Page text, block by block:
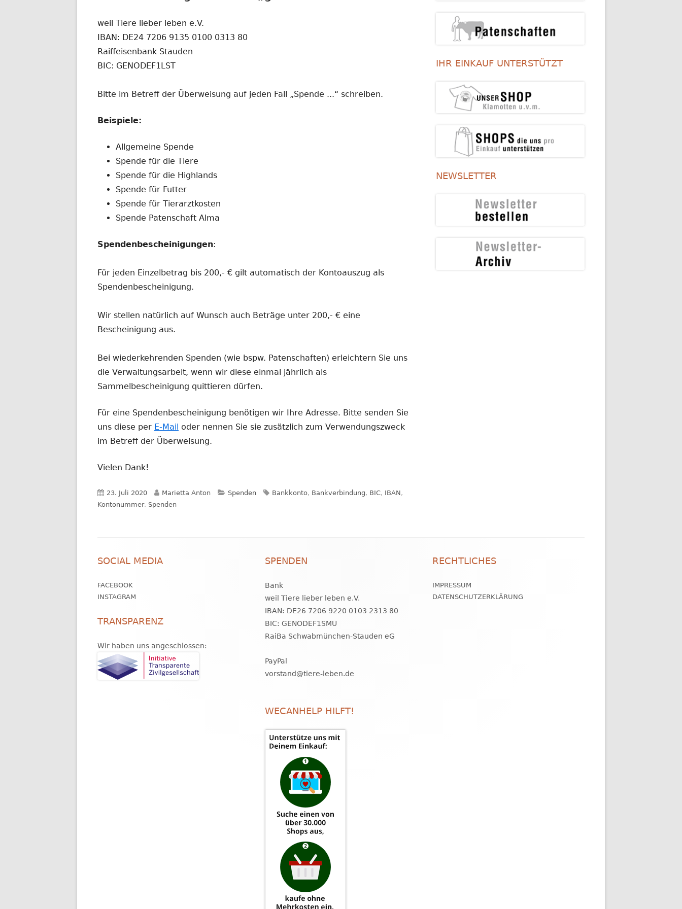
weil Tiere lieber leben e.V.
IBAN: DE24 7206 9135 0100 0313 80
Raiffeisenbank Stauden
BIC: GENODEF1LST
Bitte im Betreff der Überweisung auf jeden Fall „Spende ...“ schreiben.
Beispiele:
Allgemeine Spende
Spende für die Tiere
Spende für die Highlands
Spende für Futter
Spende für Tierarztkosten
Spende Patenschaft Alma
Spendenbescheinigungen:
Für jeden Einzelbetrag bis 200,- € gilt automatisch der Kontoauszug als
Spendenbescheinigung.
Wir stellen natürlich auf Wunsch auch Beträge unter 200,- € eine
Bescheinigung aus.
Bei wiederkehrenden Spenden (wie bspw. Patenschaften) erleichtern Sie uns
die Verwaltungsarbeit, wenn wir diese einmal jährlich als
Sammelbescheinigung quittieren dürfen.
Für eine Spendenbescheinigung benötigen wir Ihre Adresse. Bitte senden Sie
uns diese per E-Mail oder nennen Sie sie zusätzlich zum Verwendungszweck
im Betreff der Überweisung.
Vielen Dank!
Veröffentlicht
am
23. Juli 2020 Autor
Marietta Anton Kategorien
Spenden Schlagwörter
Bankkonto, Bankverbindung, BIC, IBAN,
Kontonummer, Spenden
IHR EINKAUF UNTERSTÜTZT
NEWSLETTER
Inhalt
SOCIAL MEDIA
FACEBOOK
INSTAGRAM
TRANSPARENZ
Wir haben uns angeschlossen:
SPENDEN
Bank
weil Tiere lieber leben e.V.
IBAN: DE26 7206 9220 0103 2313 80
BIC: GENODEF1SMU
RaiBa Schwabmünchen-Stauden eG
PayPal
vorstand@tiere-leben.de
WECANHELP HILFT!
RECHTLICHES
IMPRESSUM
DATENSCHUTZERKLÄRUNG